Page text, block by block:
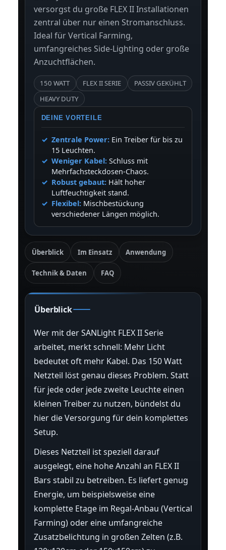
versorgst du große FLEX II Installationen
zentral über nur einen Stromanschluss.
Ideal für Vertical Farming,
umfangreiches Side-Lighting oder große
Anzuchtflächen.
150 WATT FLEX II SERIE
PASSIV GEKÜHLT
HEAVY DUTY
DEINE VORTEILE
Zentrale Power:Ein Treiber für bis zu
15 Leuchten.
Weniger Kabel:Schluss mit
Mehrfachsteckdosen-Chaos.
Robust gebaut:Hält hoher
Luftfeuchtigkeit stand.
Flexibel:Mischbestückung
verschiedener Längen möglich.
Überblick Im Einsatz Anwendung
Technik & Daten FAQ
Überblick
Wer mit der SANLight FLEX II Serie
arbeitet, merkt schnell: Mehr Licht
bedeutet oft mehr Kabel. Das 150 Watt
Netzteil löst genau dieses Problem. Statt
für jede oder jede zweite Leuchte einen
kleinen Treiber zu nutzen, bündelst du
hier die Versorgung für dein komplettes
Setup.
Dieses Netzteil ist speziell darauf
ausgelegt, eine hohe Anzahl an FLEX II
Bars stabil zu betreiben. Es liefert genug
Energie, um beispielsweise eine
komplette Etage im Regal-Anbau (Vertical
Farming) oder eine umfangreiche
Zusatzbelichtung in großen Zelten (z.B.